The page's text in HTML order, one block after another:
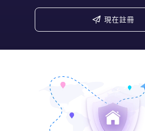
現在註冊